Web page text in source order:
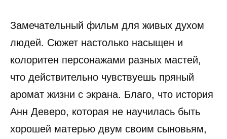
Замечательный фильм для живых духом
людей. Сюжет настолько насыщен и
колоритен персонажами разных мастей,
что действительно чувствуешь пряный
аромат жизни с экрана. Благо, что история
Анн Деверо, которая не научилась быть
хорошей матерью двум своим сыновьям,